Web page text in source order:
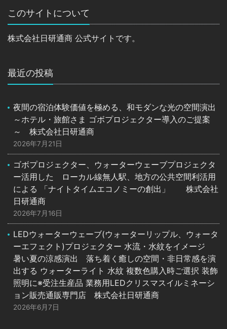
このサイトについて
株式会社日研通商 公式サイトです。
最近の投稿
夜間の宿泊体験価値を極める、和モダンな光の空間演出
～ホテル・旅館さま ゴボプロジェクター導入のご提案
～ 株式会社日研通商
2026年7月21日
ゴボプロジェクター、ウォーターウェーブプロジェクタ
ー活用した ローカル線無人駅、地方の公共空間利活用
による 「ナイトタイムエコノミーの創出」 株式会社
日研通商
2026年7月16日
LEDウォーターウェーブ(ウォーターリップル、ウォータ
ーエフェクト)プロジェクター 水流・水紋をイメージ
暑い夏の涼感演出 落ち着く癒しの空間・非日常感を演
出する ウォーターライト 水紋 複数色購入時ご選択 装飾
照明に※受注生産品 業務用LEDクリスマスイルミネーシ
ョン販売通販専門店 株式会社日研通商
2026年6月7日